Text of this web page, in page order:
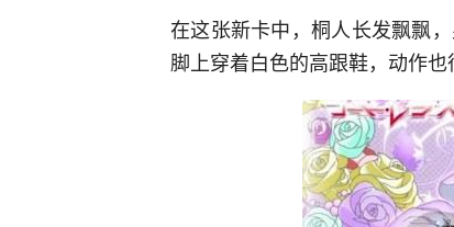
在这张新卡中，桐人长发飘飘
脚上穿着白色的高跟鞋，动作也